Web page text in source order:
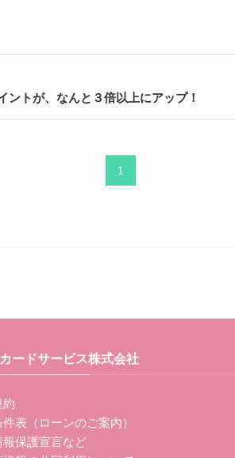
トが、なんと３倍以上にアップ！
1
ードサービス株式会社
約
表（ローンのご案内）
報保護宣言など